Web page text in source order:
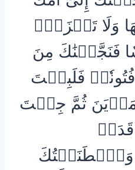
وَلَا تَحۡزَنَۚ
فَنَجَّيۡنَٰكَ مِنَ
فَلَبِثۡتَ
ثُمَّ جِئۡتَ
قَدَرٖ
(40) وَٱصۡطَنَعۡتُكَ